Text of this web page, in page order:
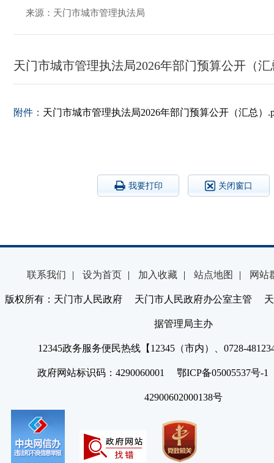
来源：天门市城市管理执法局
天门市城市管理执法局2026年部门预算公开（汇
附件： 天门市城市管理执法局2026年部门预算公开（汇总）
我要打印 关闭窗口
联系我们 | 设为首页 | 加入收藏 | 站点地图 | 网站
版权所有：天门市人民政府 天门市人民政府办公室主管 天
据管理局主办
12345政务服务便民热线【12345（市内）、0728-
政府网站标识码：4290060001 鄂ICP备05005537号
42900602000138号